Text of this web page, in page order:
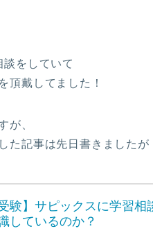
をしていて
頂戴してました！
が、
た記事は先日書きましたが
受験】サピックスに学習
しているのか？